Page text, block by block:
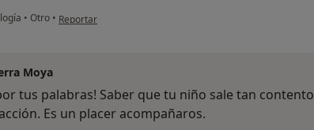
• Otro • en opinión del usuario Estefanía Páez
Reportar
Moya
tus palabras! Saber que tu niño sale tan contento
Es un placer acompañaros.